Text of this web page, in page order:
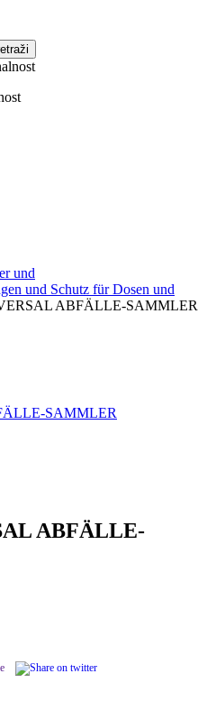
und
und Schutz für Dosen und
ABFÄLLE-SAMMLER
ABFÄLLE-